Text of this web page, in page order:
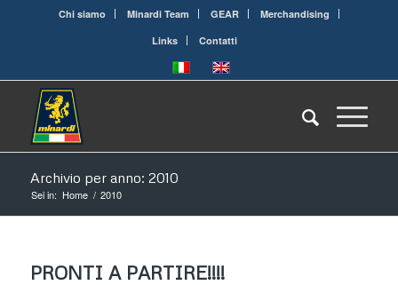
Chi siamo Minardi Team GEAR
Merchandising
Links
Contatti
Archivio per anno: 2010
Sei in: Home / 2010
PRONTI A PARTIRE!!!!